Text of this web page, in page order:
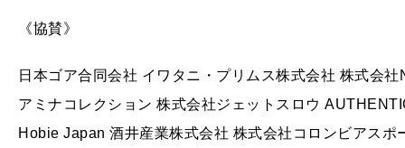
《協賛》
日本ゴア合同会社 イワタニ・プリムス株式会社 株式会
アミナコレクション 株式会社ジェットスロウ
Hobie Japan 酒井産業株式会社 株式会社コロンビアス